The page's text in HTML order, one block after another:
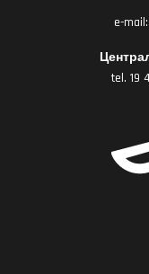
e-mail:
tel. 19